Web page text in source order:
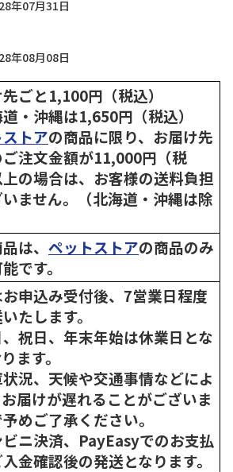
年07月31日
年08月08日
ごと1,100円（税込）
・沖縄は1,650円（税込）
トアの商品に限り、お届け先
ご注文金額が11,000円（税
の場合は、お客様の送料負担
ません。（北海道・沖縄は除
は、 ペットストアの商品のみ
です。
申込み受付後、7営業日程度
たします。
祝日、年末年始は休業日とな
ます。
況、天候や交通事情などによ
届けが遅れることがございま
めご了承ください。
ニ決済、PayEasyでのお支払
金確認後の発送となります。